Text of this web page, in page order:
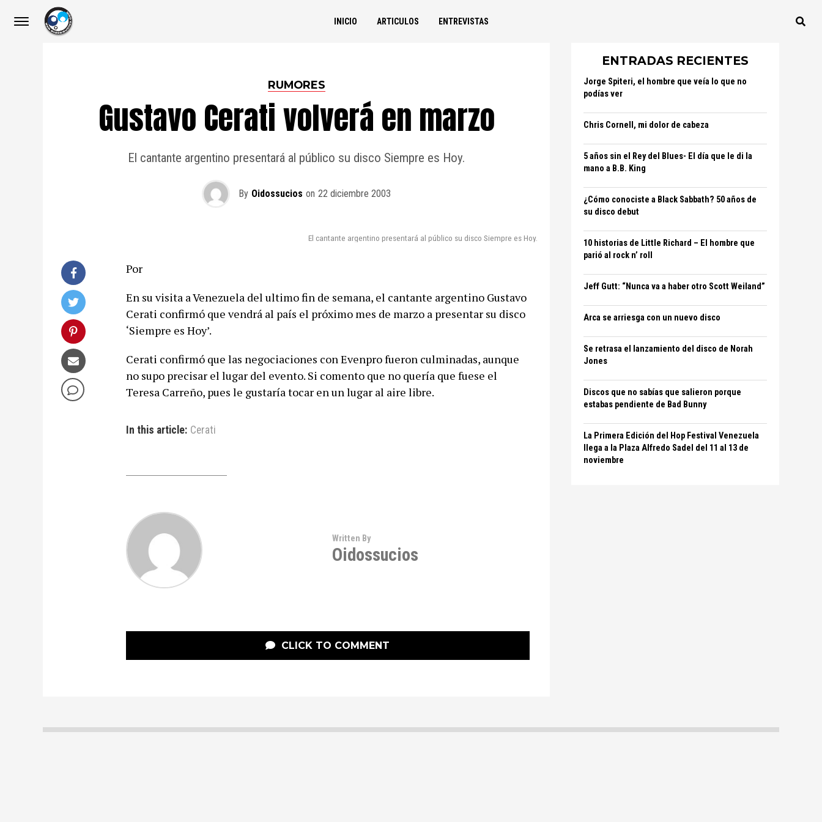
INICIO ARTICULOS ENTREVISTAS
RUMORES
Gustavo Cerati volverá en marzo
El cantante argentino presentará al público su disco Siempre es Hoy.
By Oidossucios on 22 diciembre 2003
El cantante argentino presentará al público su disco Siempre es Hoy.
Por
En su visita a Venezuela del ultimo fin de semana, el cantante argentino Gustavo
Cerati confirmó que vendrá al país el próximo mes de marzo a presentar su disco
‘Siempre es Hoy’.
Cerati confirmó que las negociaciones con Evenpro fueron culminadas, aunque
no supo precisar el lugar del evento. Si comento que no quería que fuese el
Teresa Carreño, pues le gustaría tocar en un lugar al aire libre.
In this article: Cerati
Written By
Oidossucios
CLICK TO COMMENT
ENTRADAS RECIENTES
Jorge Spiteri, el hombre que veía lo que no
podías ver
Chris Cornell, mi dolor de cabeza
5 años sin el Rey del Blues- El día que le di la
mano a B.B. King
¿Cómo conociste a Black Sabbath? 50 años de
su disco debut
10 historias de Little Richard – El hombre que
parió al rock n’ roll
Jeff Gutt: “Nunca va a haber otro Scott Weiland”
Arca se arriesga con un nuevo disco
Se retrasa el lanzamiento del disco de Norah
Jones
Discos que no sabías que salieron porque
estabas pendiente de Bad Bunny
La Primera Edición del Hop Festival Venezuela
llega a la Plaza Alfredo Sadel del 11 al 13 de
noviembre